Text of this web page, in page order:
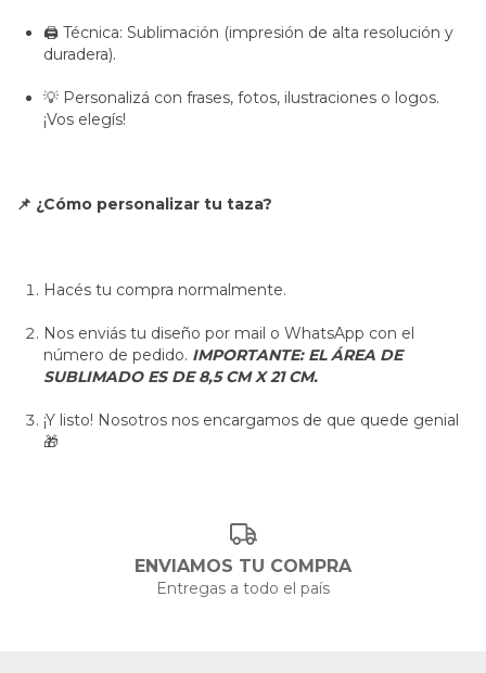
🖨️ Técnica: Sublimación (impresión de alta resolución y
duradera).
💡 Personalizá con frases, fotos, ilustraciones o logos.
¡Vos elegís!
📌 ¿Cómo personalizar tu taza?
Hacés tu compra normalmente.
Nos enviás tu diseño por mail o WhatsApp con el
número de pedido. IMPORTANTE: EL ÁREA DE
SUBLIMADO ES DE 8,5 CM X 21 CM.
¡Y listo! Nosotros nos encargamos de que quede genial
🎁
ENVIAMOS TU COMPRA
Entregas a todo el país